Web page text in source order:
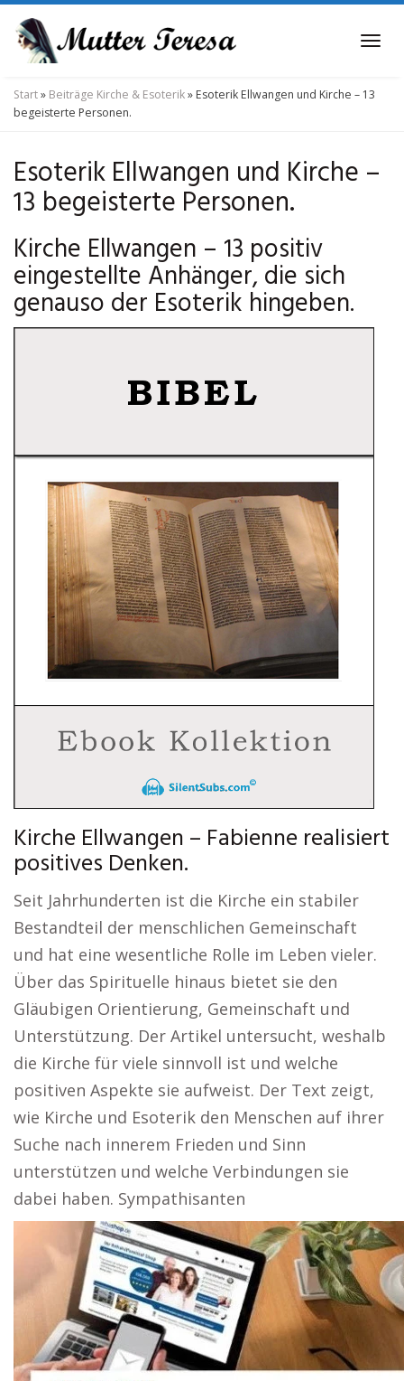
Skip
main
content
Start» Beiträge Kirche & Esoterik» Esoterik Ellwangen und Kirche – 13
begeisterte Personen.
Esoterik Ellwangen und Kirche –
13 begeisterte Personen.
Kirche Ellwangen – 13 positiv
eingestellte Anhänger, die sich
genauso der Esoterik hingeben.
Kirche Ellwangen – Fabienne realisiert
positives Denken.
Seit Jahrhunderten ist die Kirche ein stabiler
Bestandteil der menschlichen Gemeinschaft
und hat eine wesentliche Rolle im Leben vieler.
Über das Spirituelle hinaus bietet sie den
Gläubigen Orientierung, Gemeinschaft und
Unterstützung. Der Artikel untersucht, weshalb
die Kirche für viele sinnvoll ist und welche
positiven Aspekte sie aufweist. Der Text zeigt,
wie Kirche und Esoterik den Menschen auf ihrer
Suche nach innerem Frieden und Sinn
unterstützen und welche Verbindungen sie
dabei haben. Sympathisanten